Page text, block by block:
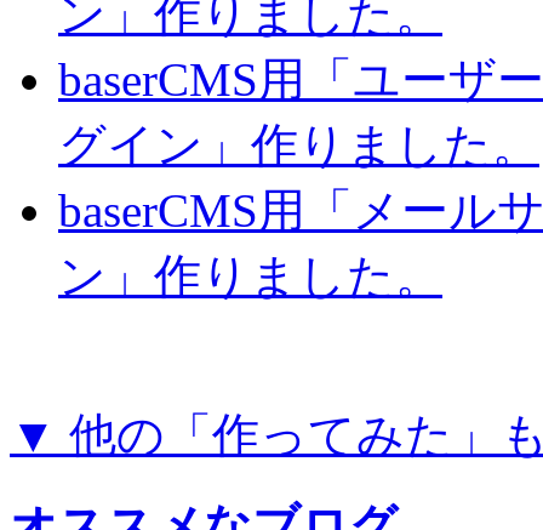
ン」作りました。
baserCMS用「ユーザ
グイン」作りました。
baserCMS用「メール
ン」作りました。
▼ 他の「作ってみた」